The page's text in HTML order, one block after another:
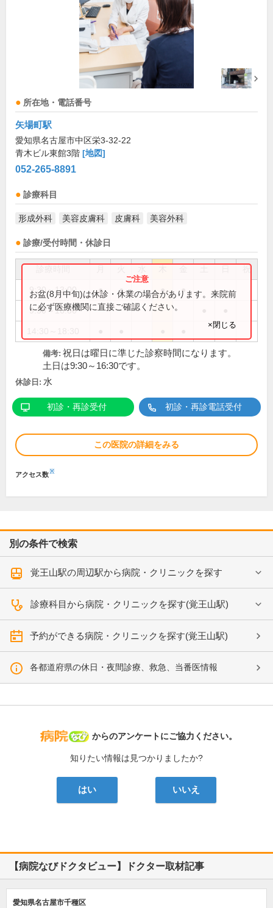
所在地・電話番号
矢場町駅
愛知県名古屋市中区栄3-32-22
青木ビル東館3階 [地図]
052-265-8891
診療科目
形成外科 美容皮膚科 皮膚科 美容外科
診療/受付時間・休診日
祝
9:30～13:00 ● ● ● ●
9:30～16:30
お盆(8月中旬)は休診・休業の場合があります。来院前
に必ず医療機関に直接ご確認ください。
×閉じる
備考: 祝日は曜日に準じた診察時間になります。
土日は9:30～16:30です。
休診日: 水
初診・再診受付 初診・再診電話受付
この医院の詳細をみる
アクセス数※
別の条件で検索
覚王山駅の周辺駅から病院・クリニックを探す
診療科目から病院・クリニックを探す(覚王山駅)
予約ができる病院・クリニックを探す(覚王山駅)
各都道府県の休日・夜間診療、救急、当番医情報
病院なび
からのアンケートにご協力ください。
知りたい情報は見つかりましたか?
はい いいえ
【病院なびドクタビュー】ドクター取材記事
愛知県名古屋市千種区